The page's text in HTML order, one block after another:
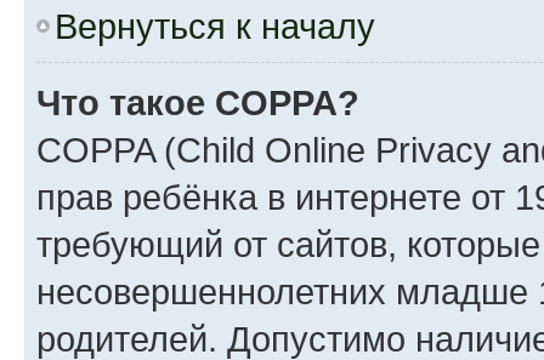
Вернуться к началу
Что такое COPPA?
COPPA (Child Online Privacy
прав ребёнка в интернете от
требующий от сайтов,
несовершеннолетних младше
родителей. Допустимо